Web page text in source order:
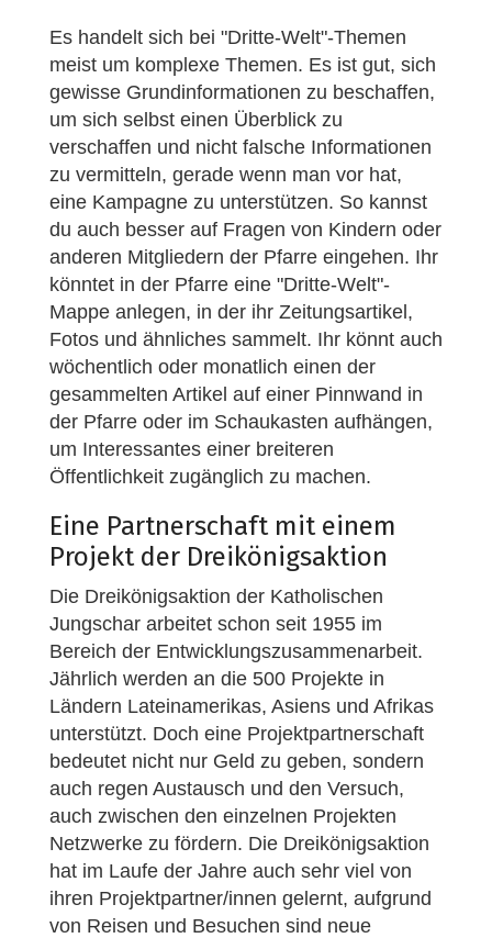
Es handelt sich bei "Dritte-Welt"-Themen
meist um komplexe Themen. Es ist gut, sich
gewisse Grundinformationen zu beschaffen,
um sich selbst einen Überblick zu
verschaffen und nicht falsche Informationen
zu vermitteln, gerade wenn man vor hat,
eine Kampagne zu unterstützen. So kannst
du auch besser auf Fragen von Kindern oder
anderen Mitgliedern der Pfarre eingehen. Ihr
könntet in der Pfarre eine "Dritte-Welt"-
Mappe anlegen, in der ihr Zeitungsartikel,
Fotos und ähnliches sammelt. Ihr könnt auch
wöchentlich oder monatlich einen der
gesammelten Artikel auf einer Pinnwand in
der Pfarre oder im Schaukasten aufhängen,
um Interessantes einer breiteren
Öffentlichkeit zugänglich zu machen.
Eine Partnerschaft mit einem
Projekt der Dreikönigsaktion
Die Dreikönigsaktion der Katholischen
Jungschar arbeitet schon seit 1955 im
Bereich der Entwicklungszusammenarbeit.
Jährlich werden an die 500 Projekte in
Ländern Lateinamerikas, Asiens und Afrikas
unterstützt. Doch eine Projektpartnerschaft
bedeutet nicht nur Geld zu geben, sondern
auch regen Austausch und den Versuch,
auch zwischen den einzelnen Projekten
Netzwerke zu fördern. Die Dreikönigsaktion
hat im Laufe der Jahre auch sehr viel von
ihren Projektpartner/innen gelernt, aufgrund
von Reisen und Besuchen sind neue